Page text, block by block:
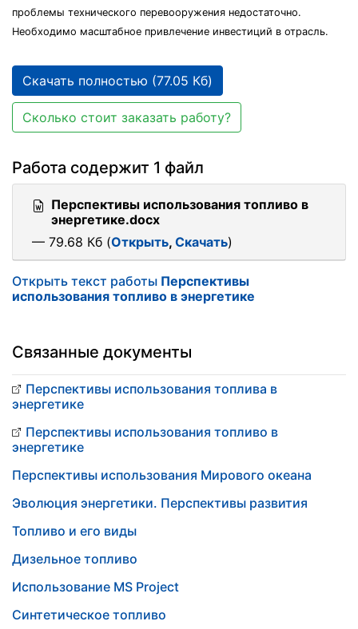
проблемы технического перевооружения недостаточно.
Необходимо масштабное привлечение инвестиций в отрасль.
Скачать полностью (77.05 Кб)
Сколько стоит заказать работу?
Работа содержит 1 файл
Перспективы использования топливо в
энергетике.docx
— 79.68 Кб (Открыть, Скачать)
Открыть текст работы Перспективы
использования топливо в энергетике
Связанные документы
Перспективы использования топлива в
энергетике
Перспективы использования топливо в
энергетике
Перспективы использования Мирового океана
Эволюция энергетики. Перспективы развития
Топливо и его виды
Дизельное топливо
Использование MS Project
Синтетическое топливо